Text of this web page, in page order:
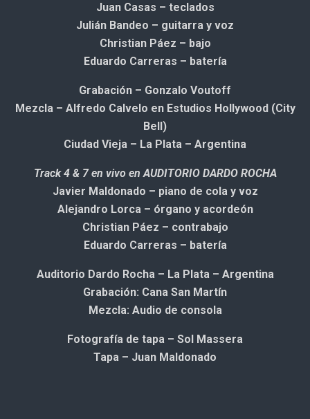
Juan Casas – teclados
Julián Bandeo – guitarra y voz
Christian Páez – bajo
Eduardo Carreras – batería
Grabación – Gonzalo Voutoff
Mezcla – Alfredo Calvelo en Estudios Hollywood (City
Bell)
Ciudad Vieja – La Plata – Argentina
Track 4 & 7 en vivo en AUDITORIO DARDO ROCHA
Javier Maldonado – piano de cola y voz
Alejandro Lorca – órgano y acordeón
Christian Páez – contrabajo
Eduardo Carreras – batería
Auditorio Dardo Rocha – La Plata – Argentina
Grabación: Cana San Martín
Mezcla: Audio de consola
Fotografía de tapa – Sol Massera
Tapa – Juan Maldonado